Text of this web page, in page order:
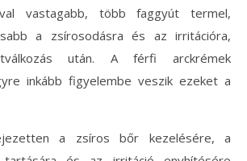
vastagabb, több faggyút termel,
a zsírosodásra és az irritációra,
után. A férfi arckrémek
inkább figyelembe veszik ezeket a
a zsíros bőr kezelésére, a